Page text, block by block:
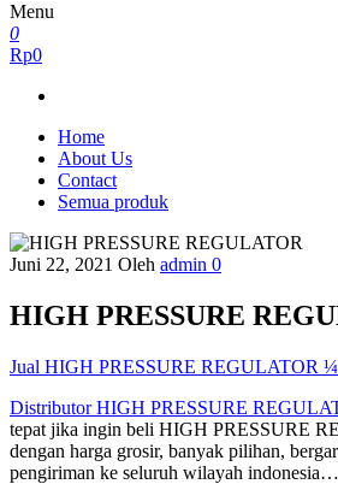
Menu
0
Rp0
Home
About Us
Contact
Semua produk
Juni 22, 2021 Oleh admin 0
HIGH PRESSURE
Jual HIGH PRESSURE REGULATOR
Distributor HIGH PRESSURE
tepat jika ingin beli HIGH PRESSURE
dengan harga grosir, banyak pilihan,
pengiriman ke seluruh wilayah indonesia…